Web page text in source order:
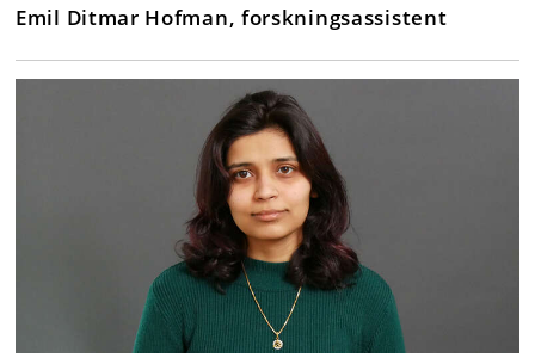
Emil Ditmar Hofman, forskningsassistent